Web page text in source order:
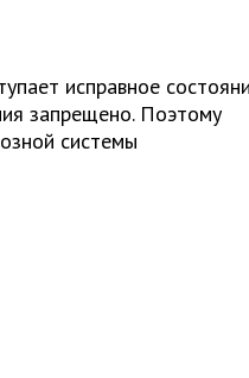
исправное
запрещено. Поэтому
системы